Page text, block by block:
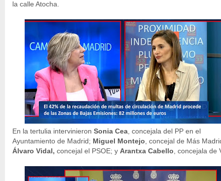
la calle Atocha.
En la tertulia intervinieron Sonia Cea, concejala del PP en el
Ayuntamiento de Madrid; Miguel Montejo, concejal de Más
Álvaro Vidal, concejal el PSOE; y Arantxa Cabello, concejala de